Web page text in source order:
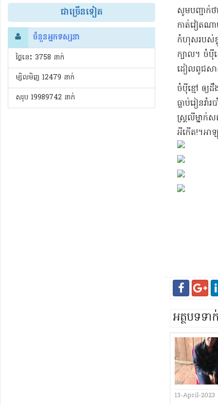
ចូល!?
ជាច្រើនទៀត
ចំនួនអ្នកទស្សនា
ថ្ងៃនេះ​ 3758 នាក់
ម្សិលមិញ 12479 នាក់
សរុប 19989742 នាក់
សូមបញ្ជាក់ថ
កាត់​វៀតណ
កំហុស​របស់ខ្
ក្បាល​។ ចំប៉ី​
ដៀល​ពូជសា
ចំប៉ី​ខ្មៅ ឲ្យ
ធ្លា​ប់រៀន​រ
ស្ត្រ​លី​ម្នាក់​ស
អី​កើត​!​។​អា​
អត្ថបទទ
13-April-2023